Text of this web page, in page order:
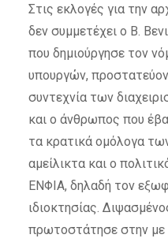
Στις εκλογές για την
δεν συμμετέχει ο Β.
που δημιούργησε τον
υπουργών,
συντεχνία των
και ο άνθρωπος που
τα κρατικά ομόλογα
αμείλικτα και ο
ΕΝΦΙΑ, δηλαδή τον
ιδιοκτησίας.
πρωτοστάτησε στην με